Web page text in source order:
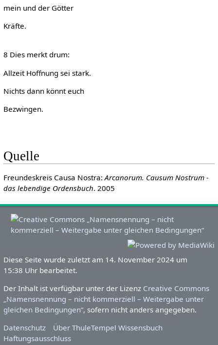
mein und der Götter
Kräfte.
8 Dies merkt drum:
Allzeit Hoffnung sei stark.
Nichts dann könnt euch
Bezwingen.
Quelle
Freundeskreis Causa Nostra: Arcanorum. Causum Nostrum -
das lebendige Ordensbuch. 2005
Diese Seite wurde zuletzt am 14. November 2024 um
15:38 Uhr bearbeitet.
Der Inhalt ist verfügbar unter der Lizenz Creative Commons
„Namensnennung – nicht kommerziell – Weitergabe unter
gleichen Bedingungen“, sofern nicht anders angegeben.
Datenschutz
Über ThuleTempel Wissensbuch
Haftungsausschluss